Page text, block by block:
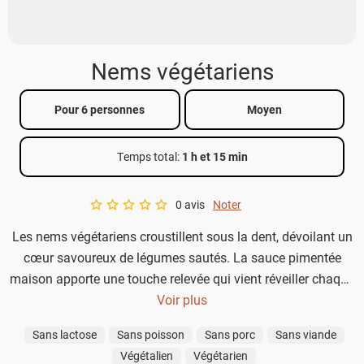
Nems végétariens
Pour 6 personnes Moyen
Temps total: 1 h et 15 min
A star rating of 0 out of 5.
0 avis Noter
Les nems végétariens croustillent sous la dent, dévoilant un
cœur savoureux de légumes sautés. La sauce pimentée
maison apporte une touche relevée qui vient réveiller chaque
bouchée. Simple à préparer, cette recette promet une
amateurs de cuisine traditionnelle que les curieux d’exotisme.
Voir plus
Sans lactose Sans poisson Sans porc
Sans viande
Végétalien
Végétarien